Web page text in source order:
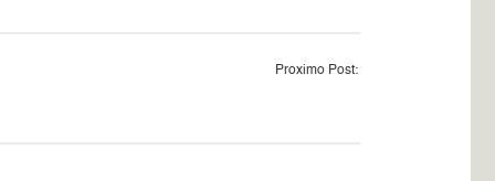
Proximo Post: